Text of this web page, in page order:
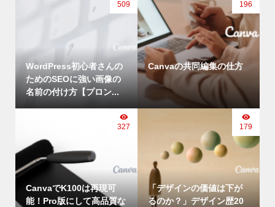
WordPress初心者さんの
ためのSEOに強い画像の
名前の付け方【プロン...
509
Canvaの共同編集の仕方
196
CanvaでK100は再現可
能！Pro版にして高品質な
327
「デザインの価値は下が
るのか？」デザイン歴20
179